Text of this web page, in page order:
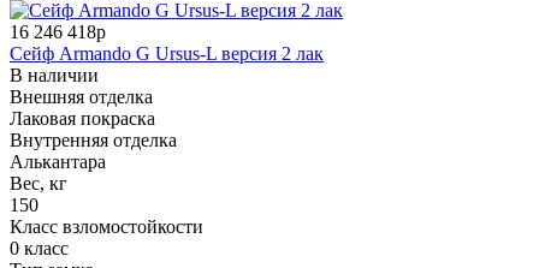
16 246 418р
Сейф Armando G Ursus-L версия 2 лак
В наличии
Внешняя отделка
Лаковая покраска
Внутренняя отделка
Алькантара
Вес, кг
150
Класс взломостойкости
0 класс